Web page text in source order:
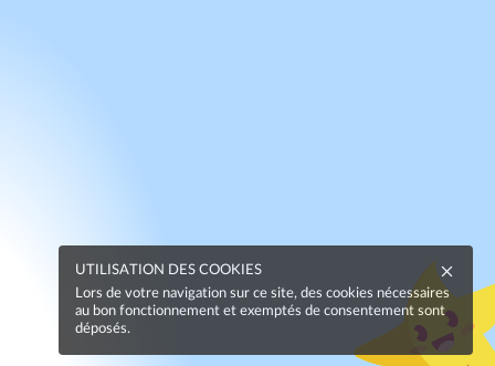
UTILISATION DES COOKIES
Lors de votre navigation sur ce site, des cookies nécessaires
au bon fonctionnement et exemptés de consentement sont
déposés.